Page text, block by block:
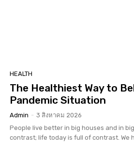
HEALTH
The Healthiest Way to
Pandemic Situation
Admin - 3 สิงหาคม 2026
People live better in big houses and in
contrast; life today is full of contrast. We